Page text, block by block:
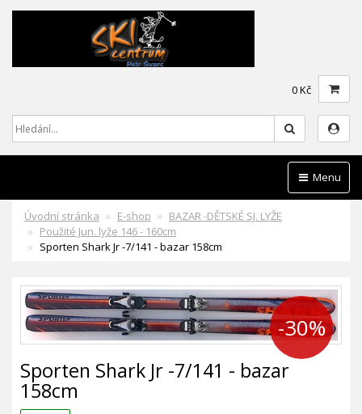
0 Kč
Menu
Úvodní stránka E-shop
BAZAR -DĚTSKÉ SJ. LYŽE
Použité Jun. lyže 146 - 160cm
Sporten Shark Jr -7/141 - bazar 158cm
-30%
Sporten Shark Jr -7/141 - bazar
158cm